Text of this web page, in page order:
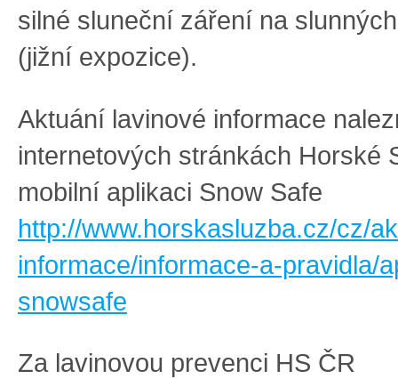
silné sluneční záření na
(jižní expozice).
Aktuání lavinové informace
internetových stránkách Horské
mobilní aplikaci Snow Safe
http://www.horskasluzba.cz/cz/
informace/informace-a-pravidla/
snowsafe
Za lavinovou prevenci HS ČR